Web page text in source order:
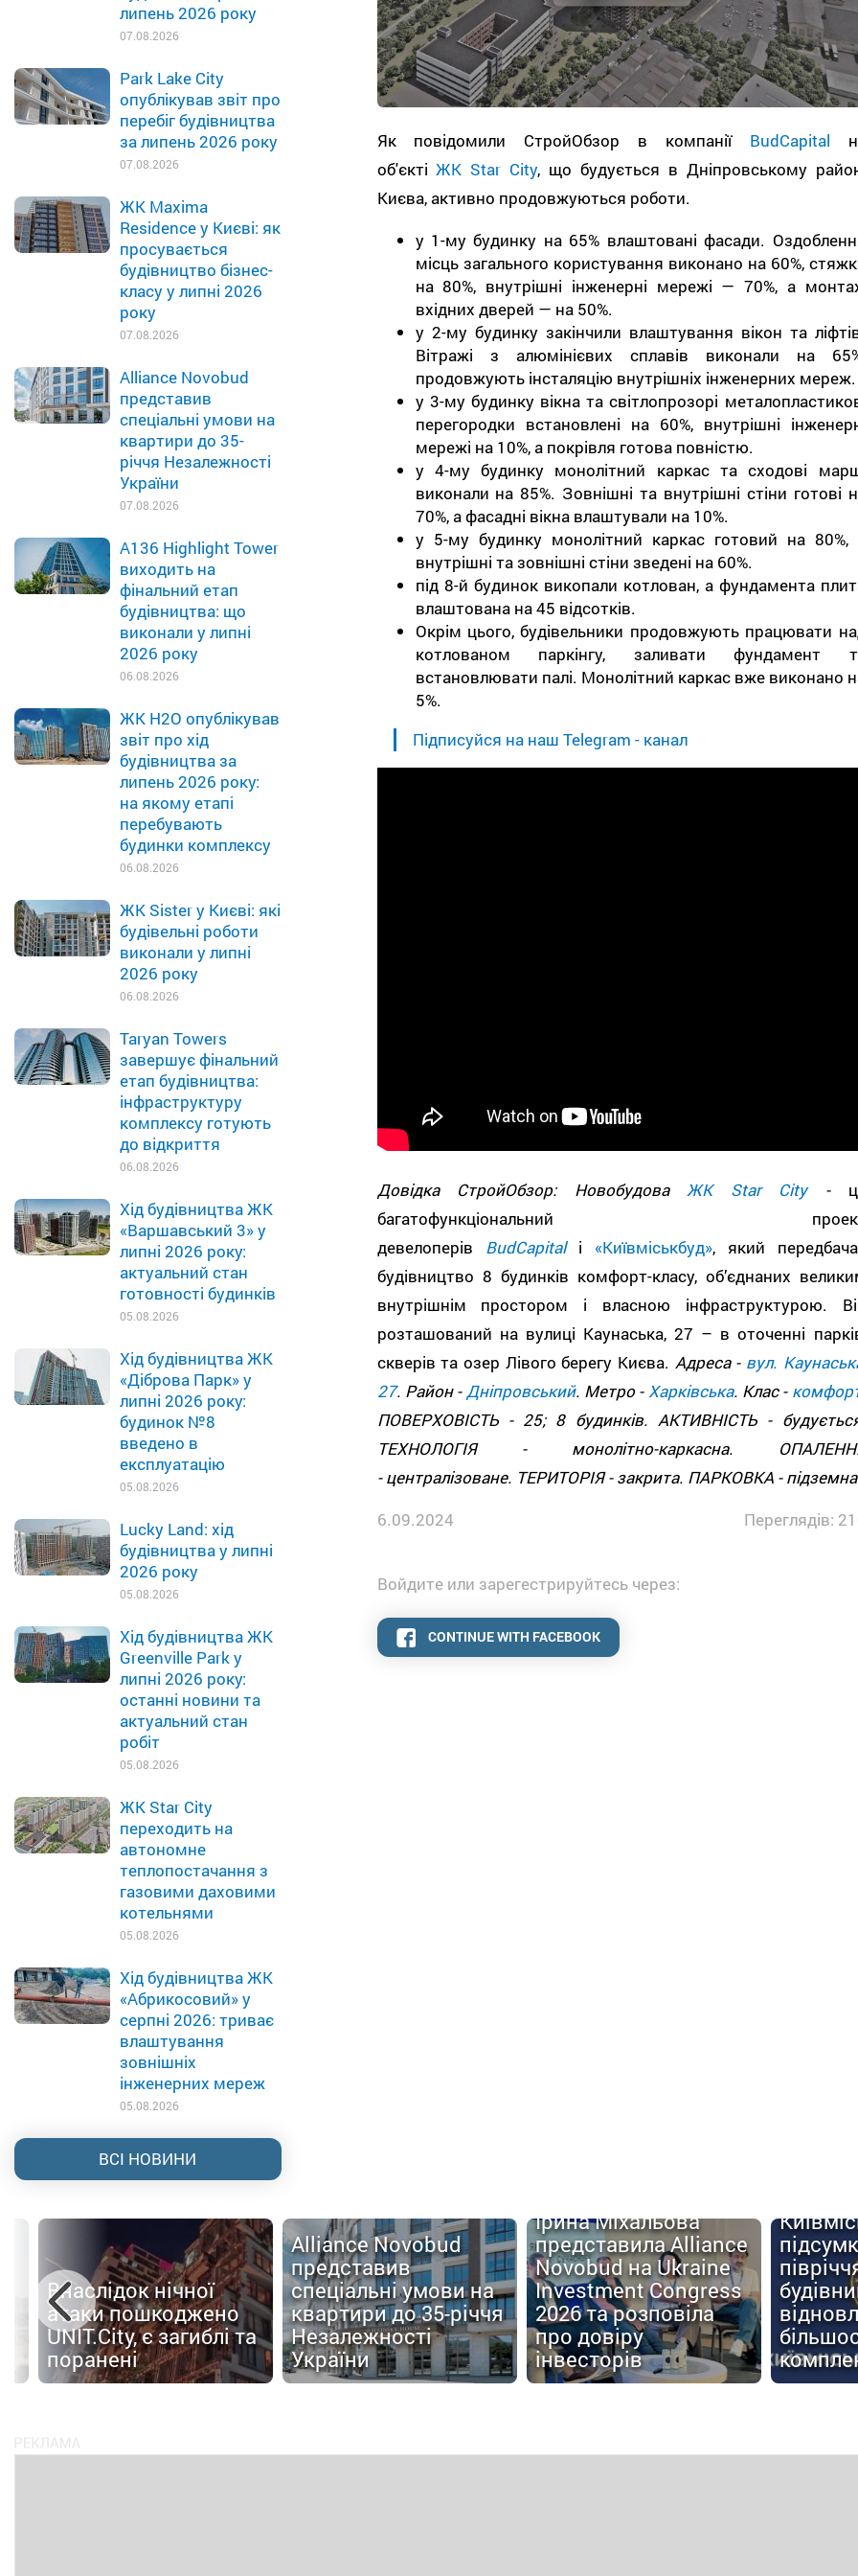
липень 2026 року
07.08.2026
Park Lake City
опублікував звіт про
перебіг будівництва
за липень 2026 року
07.08.2026
ЖК Maxima
Residence у Києві: як
просувається
будівництво бізнес-
класу у липні 2026
року
07.08.2026
Alliance Novobud
представив
спеціальні умови на
квартири до 35-
річчя Незалежності
України
07.08.2026
A136 Highlight Tower
виходить на
фінальний етап
будівництва: що
виконали у липні
2026 року
06.08.2026
ЖК H2O опублікував
звіт про хід
будівництва за
липень 2026 року:
на якому етапі
перебувають
будинки комплексу
06.08.2026
ЖК Sister у Києві: які
будівельні роботи
виконали у липні
2026 року
06.08.2026
Taryan Towers
завершує фінальний
етап будівництва:
інфраструктуру
комплексу готують
до відкриття
06.08.2026
Хід будівництва ЖК
«Варшавський 3» у
липні 2026 року:
актуальний стан
готовності будинків
05.08.2026
Хід будівництва ЖК
«Діброва Парк» у
липні 2026 року:
будинок №8
введено в
експлуатацію
05.08.2026
Lucky Land: хід
будівництва у липні
2026 року
05.08.2026
Хід будівництва ЖК
Greenville Park у
липні 2026 року:
останні новини та
актуальний стан
робіт
05.08.2026
ЖК Star City
переходить на
автономне
теплопостачання з
газовими даховими
котельнями
05.08.2026
Хід будівництва ЖК
«Абрикосовий» у
серпні 2026: триває
влаштування
зовнішніх
інженерних мереж
05.08.2026
ВСІ НОВИНИ
Як повідомили СтройОбзор в компанії BudCapital
об'єктіЖК Star City, що будується в Дніпровському
Києва, активно продовжуються роботи.
у 1-му будинку на 65% влаштовані фасади.
місць загального користування виконано на 60%,
на 80%, внутрішні інженерні мережі — 70%, а
вхідних дверей — на 50%.
у 2-му будинку закінчили влаштування вікон та
Вітражі з алюмінієвих сплавів виконали на
продовжують інсталяцію внутрішніх інженерних мереж.
у 3-му будинку вікна та світлопрозорі
перегородки встановлені на 60%, внутрішні
мережі на 10%, а покрівля готова повністю.
у 4-му будинку монолітний каркас та сходові
виконали на 85%. Зовнішні та внутрішні стіни готові
70%, а фасадні вікна влаштували на 10%.
у 5-му будинку монолітний каркас готовий на 80%,
внутрішні та зовнішні стіни зведені на 60%.
під 8-й будинок викопали котлован, а фундамента
влаштована на 45 відсотків.
Окрім цього, будівельники продовжують працювати
котлованом паркінгу, заливати фундамент
встановлювати палі. Монолітний каркас вже виконано
5%.
Підписуйся на наш Telegram - канал
Довідка СтройОбзор: Новобудова ЖК Star City-
багатофункціональний
девелоперів BudCapitalі «Київміськбуд», який
будівництво 8 будинків комфорт-класу, об’єднаних
внутрішнім простором і власною інфраструктурою.
розташований на вулиці Каунаська, 27 – в оточенні
скверів та озер Лівого берегу Києва. Адреса - вул.
27. Район - Дніпровський. Метро - Харківська. Клас -
ПОВЕРХОВІСТЬ - 25; 8 будинків. АКТИВНІСТЬ -
ТЕХНОЛОГІЯ - монолітно-каркасна.
- централізоване. ТЕРИТОРІЯ - закрита. ПАРКОВКА -
6.09.2024
Переглядів:
Войдите или зарегестрируйтесь через:
CONTINUE WITH FACEBOOK
Внаслідок нічної
атаки пошкоджено
UNIT.City, є загиблі та
поранені
Alliance Novobud
представив
спеціальні умови на
квартири до 35-річчя
Незалежності
України
Ірина Міхальова
представила Alliance
Novobud на Ukraine
Investment Congress
2026 та розповіла
про довіру
інвесторів